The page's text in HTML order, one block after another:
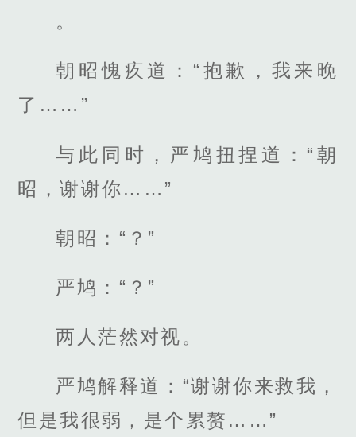
。
朝昭愧疚道：“抱歉，我来晚
了……”
与此同时，严鸠扭捏道：“朝
昭，谢谢你……”
朝昭：“？”
严鸠：“？”
两人茫然对视。
严鸠解释道：“谢谢你来救我，
但是我很弱，是个累赘……”